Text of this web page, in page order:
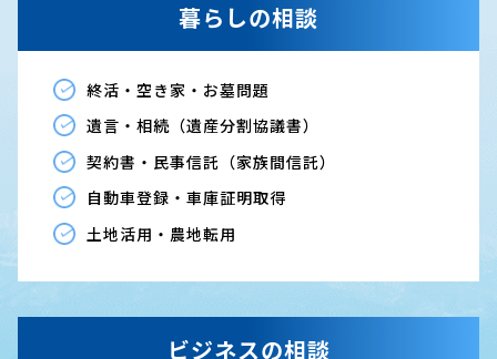
暮らしの相談
終活・空き家・お墓問題
遺言・相続（遺産分割協議書）
契約書・民事信託（家族間信託）
自動車登録・車庫証明取得
土地活用・農地転用
ビジネスの相談